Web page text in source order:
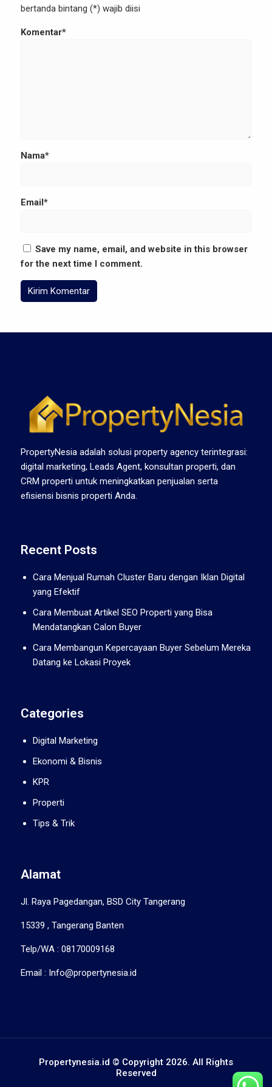
bertanda bintang (*) wajib diisi
Komentar*
Nama*
Email*
Save my name, email, and website in this browser
for the next time I comment.
PropertyNesia adalah solusi property agency terintegrasi:
digital marketing, Leads Agent, konsultan properti, dan
CRM properti untuk meningkatkan penjualan serta
efisiensi bisnis properti Anda.
Recent Posts
Cara Menjual Rumah Cluster Baru dengan Iklan Digital
yang Efektif
Cara Membuat Artikel SEO Properti yang Bisa
Mendatangkan Calon Buyer
Cara Membangun Kepercayaan Buyer Sebelum Mereka
Datang ke Lokasi Proyek
Categories
Digital Marketing
Ekonomi & Bisnis
KPR
Properti
Tips & Trik
Alamat
Jl. Raya Pagedangan, BSD City Tangerang
15339 , Tangerang Banten
Telp/WA : 08170009168
Email : Info@propertynesia.id
Propertynesia.id © Copyright 2026. All Rights
Reserved